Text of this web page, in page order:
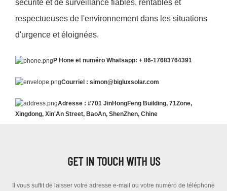
sécurité et de surveillance fiables, rentables et
respectueuses de l'environnement dans les situations
d'urgence et éloignées.
P Hone et numéro Whatsapp: + 86-17683764391
Courriel : simon@bigluxsolar.com
Adresse : #701 JinHongFeng Building, 71Zone,
Xingdong, Xin'An Street, BaoAn, ShenZhen, Chine
GET IN TOUCH WITH US
Il vous suffit de laisser votre adresse e-mail ou votre numéro de téléphone